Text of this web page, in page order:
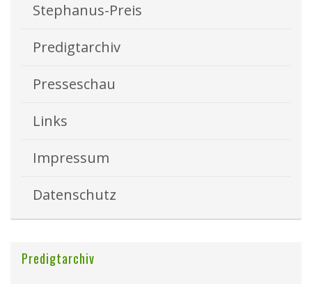
Stephanus-Preis
Predigtarchiv
Presseschau
Links
Impressum
Datenschutz
Predigtarchiv